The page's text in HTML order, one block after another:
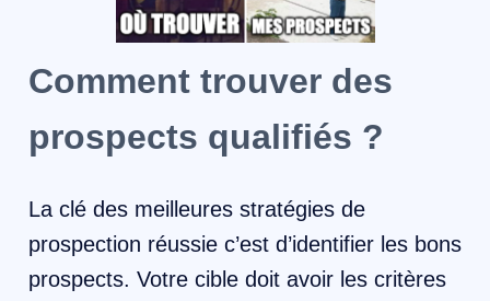
Comment trouver des
prospects qualifiés ?
La clé des meilleures stratégies de
prospection réussie c’est d’identifier les bons
prospects. Votre cible doit avoir les critères